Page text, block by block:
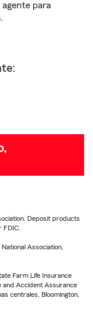
agente para
Deposit products
FDIC.
Association,
Farm Life Insurance
and Accident Assurance
centrales, Bloomington,